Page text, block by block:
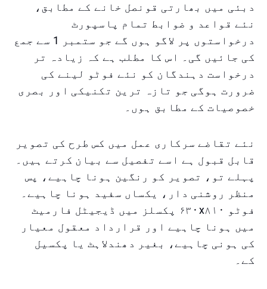
دبئی میں بھارتی قونصل خانے کے مطابق،
نئے قواعد و ضوابط تمام پاسپورٹ
درخواستوں پر لاگو ہوں گے جو ستمبر 1 سے جمع
کی جائیں گی۔ اس کا مطلب ہے کہ زیادہ تر
درخواست دہندگان کو نئے فوٹو لینے کی
ضرورت ہوگی جو تازہ ترین تکنیکی اور بصری
خصوصیات کے مطابق ہوں۔
نئے تقاضے سرکاری عمل میں کس طرح کی تصویر
قابل قبول ہے اسے تفصیل سے بیان کرتے ہیں۔
پہلے تو، تصویر کو رنگین ہونا چاہیے، پس
منظر روشنی دار، یکساں سفید ہونا چاہیے۔
فوٹو ۶۳۰x۸۱۰ پکسلز میں ڈیجیٹل فارمیٹ
میں ہونا چاہیے اور قرارداد معقول معیار
کی ہونی چاہیے، بغیر دھندلاہٹ یا پکسیل
کے۔